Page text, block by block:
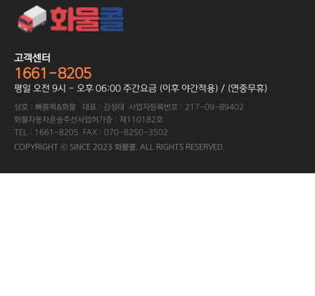
고객센터
1661-8205
평일 오전 9시 - 오후 06:00 주간요금 (이후 야간적용) / (연중무휴)
상호 : 빠름퀵&화물 대표 : 김성태 사업자등록번호 : 217-09-89402
화물자동차운송주선사업허가증 : 제110182호
TEL : 1661-8205 FAX : 070-8250-3502
COPYRIGHT ⓒ SINCE 2023 화물콜. ALL RIGHTS RESERVED.